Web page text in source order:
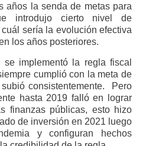
años la senda de metas para
introdujo cierto nivel de
sería la evolución efectiva
los años posteriores.
implementó la regla fiscal
cumplió con la meta de
consistentemente. Pero
hasta 2019 falló en lograr
finanzas públicas, esto hizo
de inversión en 2021 luego
y configuran hechos